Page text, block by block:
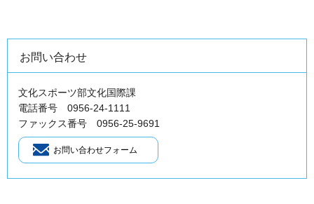
お問い合わせ
文化スポーツ部文化国際課
電話番号 0956-24-1111
ファックス番号 0956-25-9691